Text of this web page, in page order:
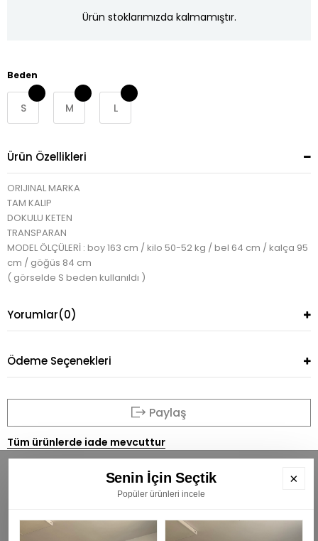
Ürün stoklarımızda kalmamıştır.
Beden
S M L
Ürün Özellikleri
ORIJINAL MARKA
TAM KALIP
DOKULU KETEN
TRANSPARAN
MODEL ÖLÇÜLERİ : boy 163 cm / kilo 50-52 kg / bel 64 cm / kalça 95
cm / göğüs 84 cm
( görselde S beden kullanıldı )
Yorumlar(0)
Ödeme Seçenekleri
Paylaş
Tüm ürünlerde iade mevcuttur
BÜLTENİMİZE ÜYE OLUN
Senin İçin Seçtik
Popüler ürünleri incele
×